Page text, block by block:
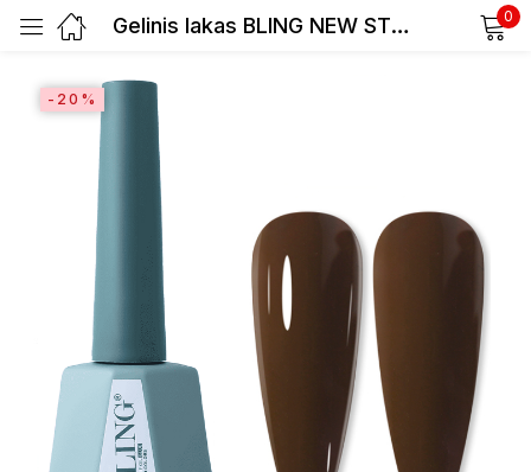
Gelinis lakas BLING NEW STYLE 10ml 042 0
-20%
Prisiminti slaptažodį
Pamiršote slaptažodį?
Prisijungti
Registracija